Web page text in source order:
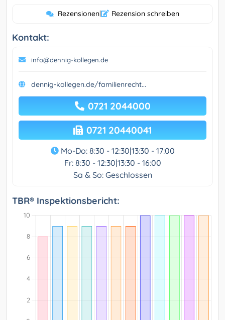
Rezensionen| Rezension schreiben
Kontakt:
info@dennig-kollegen.de
dennig-kollegen.de/familienrecht...
0721 2044000
0721 20440041
Mo-Do: 8:30 - 12:30|13:30 - 17:00
Fr: 8:30 - 12:30|13:30 - 16:00
Sa & So: Geschlossen
TBR® Inspektionsbericht: